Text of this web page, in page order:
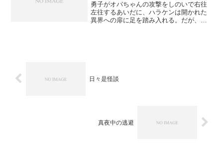
勇子がオバちゃんの攻撃をしのいで右往
左往するあいだに、ハラケンは開かれた
異界への扉に足を踏み入れる。だが、い
日々是怪談
真夜中の逃避